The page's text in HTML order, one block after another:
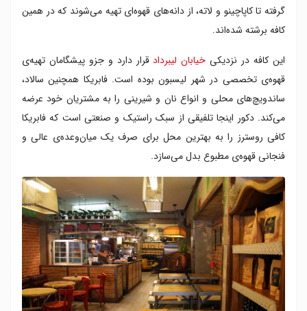
گرفته تا کاپاچینو و لاته‌، از دانه‌های قهوه‌ای تهیه می‌شوند که در همین
کافه برشته شده‌اند.
این کافه در نزدیکی خیابان لیبردادقرار دارد و جزو پیشگامان تهیه‌ی
قهوه‌ی تخصصی در شهر لیسبون بوده است. فابریکا همچنین سالاد،
ساندویچ‌های محلی و انواع نان و شیرینی را به مشتریان خود عرضه
می‌کند. دکور اینجا تلفیقی از سبک راستیک و صنعتی است که فابریکا
کافی روسترز را به بهترین محل برای صرف یک میان‌وعده‌ی عالی و
فنجانی قهوه‌ی مطبوع بدل می‌سازد.